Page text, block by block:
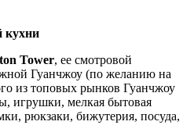
кухни
Tower, ее смотровой
Гуанчжоу (по желанию на
из топовых рынков Гуанчжоу
игрушки, мелкая бытовая
рюкзаки, бижутерия, посуда,